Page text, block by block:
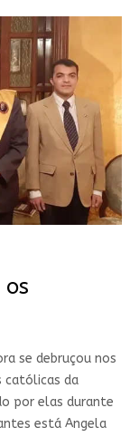
se debruçou nos
católicas da
por elas durante
está Angela